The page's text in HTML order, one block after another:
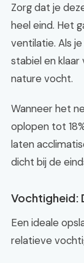
Zorg dat je
heel eind. Het
ventilatie. Als
stabiel en
nature vocht.
Wanneer het
oplopen tot
laten
dicht bij de
Vochtigheid:
Een ideale
relatieve